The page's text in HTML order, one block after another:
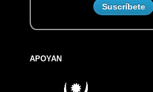
APOYAN